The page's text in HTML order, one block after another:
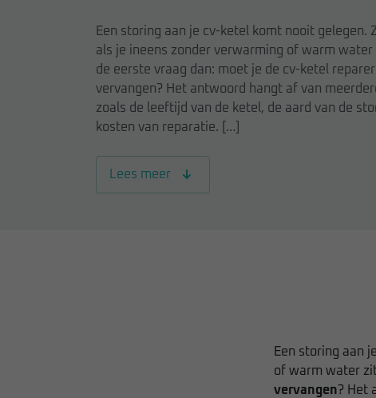
Een storing aan je cv-ketel komt nooit gelegen.
als je ineens zonder verwarming of warm water
de eerste vraag dan: moet je de cv-ketel
vervangen? Het antwoord hangt af van
zoals de leeftijd van de ketel, de aard van de
kosten van reparatie. […]
Lees meer
Een storing aan
of warm water
vervangen? Het